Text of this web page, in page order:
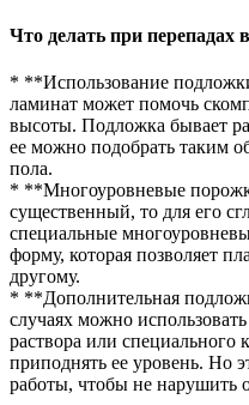
Что делать при перепадах
* **Использование
ламинат может помочь
высоты. Подложка бывает
ее можно подобрать таким
пола.
* **Многоуровневые
существенный, то для его
специальные
форму, которая позволяет
другому.
* **Дополнительная
случаях можно
раствора или специального
приподнять ее уровень. Но
работы, чтобы не нарушить